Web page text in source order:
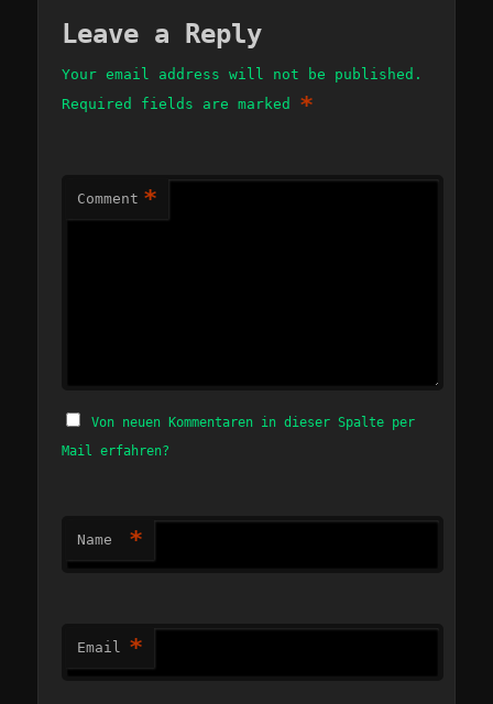
Leave a Reply
Your email address will not be published.
Required fields are marked *
Comment *
Von neuen Kommentaren in dieser Spalte per
Mail erfahren?
Name *
Email *